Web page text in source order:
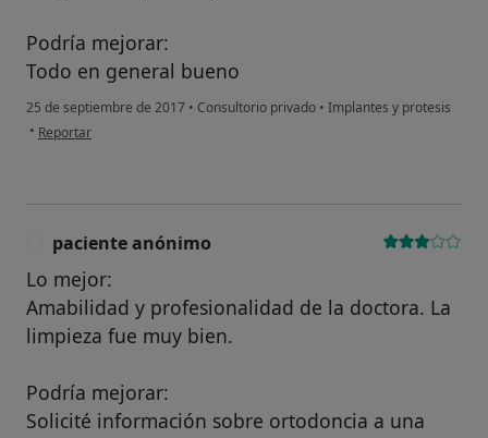
Podría mejorar:
Todo en general bueno
25 de septiembre de 2017 • Consultorio privado • Implantes y protesis
• en opinión del usuario paciente
Reportar
paciente anónimo
Lo mejor:
Amabilidad y profesionalidad de la doctora. La
limpieza fue muy bien.
Podría mejorar:
Solicité información sobre ortodoncia a una